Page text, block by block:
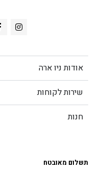
אודות ניו ארה
שירות לקוחות
חנות
תשלום מאובטח